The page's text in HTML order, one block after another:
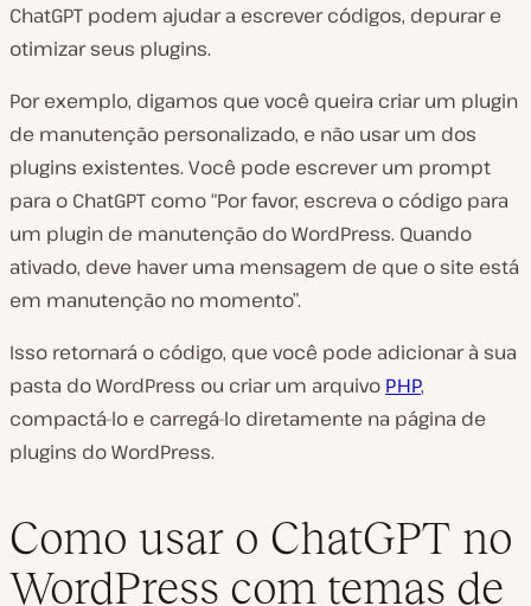
ChatGPT podem ajudar a escrever códigos, depurar e
otimizar seus plugins.
Por exemplo, digamos que você queira criar um plugin
de manutenção personalizado, e não usar um dos
plugins existentes. Você pode escrever um prompt
para o ChatGPT como “Por favor, escreva o código para
um plugin de manutenção do WordPress. Quando
ativado, deve haver uma mensagem de que o site está
em manutenção no momento”.
Isso retornará o código, que você pode adicionar à sua
pasta do WordPress ou criar um arquivo PHP,
compactá-lo e carregá-lo diretamente na página de
plugins do WordPress.
Como usar o ChatGPT no
WordPress com temas de